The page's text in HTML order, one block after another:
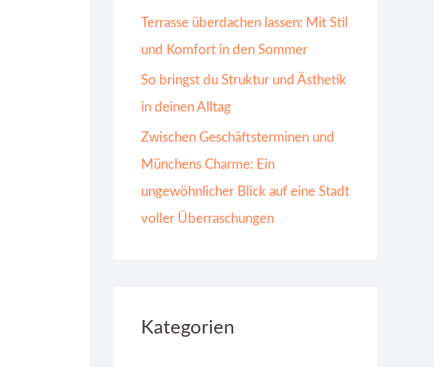
Terrasse überdachen lassen: Mit Stil
und Komfort in den Sommer
So bringst du Struktur und Ästhetik
in deinen Alltag
Zwischen Geschäftsterminen und
Münchens Charme: Ein
ungewöhnlicher Blick auf eine Stadt
voller Überraschungen
Kategorien